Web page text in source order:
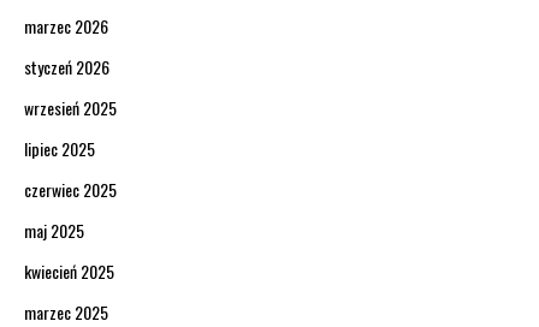
marzec 2026
styczeń 2026
wrzesień 2025
lipiec 2025
czerwiec 2025
maj 2025
kwiecień 2025
marzec 2025